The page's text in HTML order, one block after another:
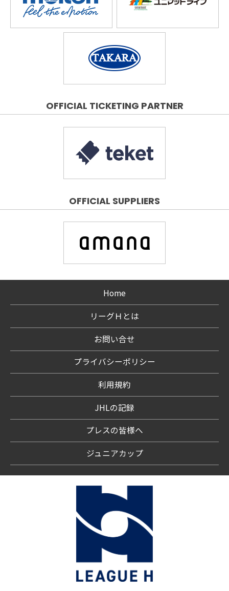
OFFICIAL TICKETING PARTNER
OFFICIAL SUPPLIERS
Home
リーグＨとは
お問い合せ
プライバシーポリシー
利用規約
JHLの記録
プレスの皆様へ
ジュニアカップ